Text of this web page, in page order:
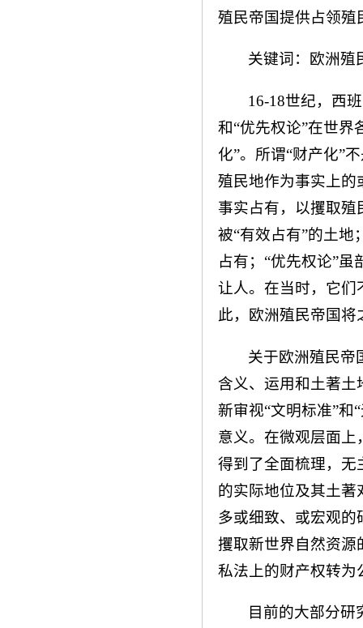
殖民帝国提供占领殖
关键词：欧洲殖
16-18世纪，西
和“优先权论”在世界
化”。所谓“财产化”
殖民地作为事实上的
事实占有，以攫取殖
被“有效占有”的土地
占有；“优先权论”
让人。在当时，它们
此，欧洲殖民帝国
关于欧洲殖民帝
含义、运用和土著土
新审视“文明标准”和
意义。在微观层面
得到了全面梳理，无
的实际地位及其土
多或细致、或宏观
攫取新世界自然资源
私法上的财产权转为
目前的大部分